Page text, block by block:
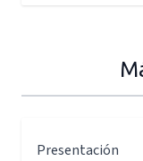
Presentación